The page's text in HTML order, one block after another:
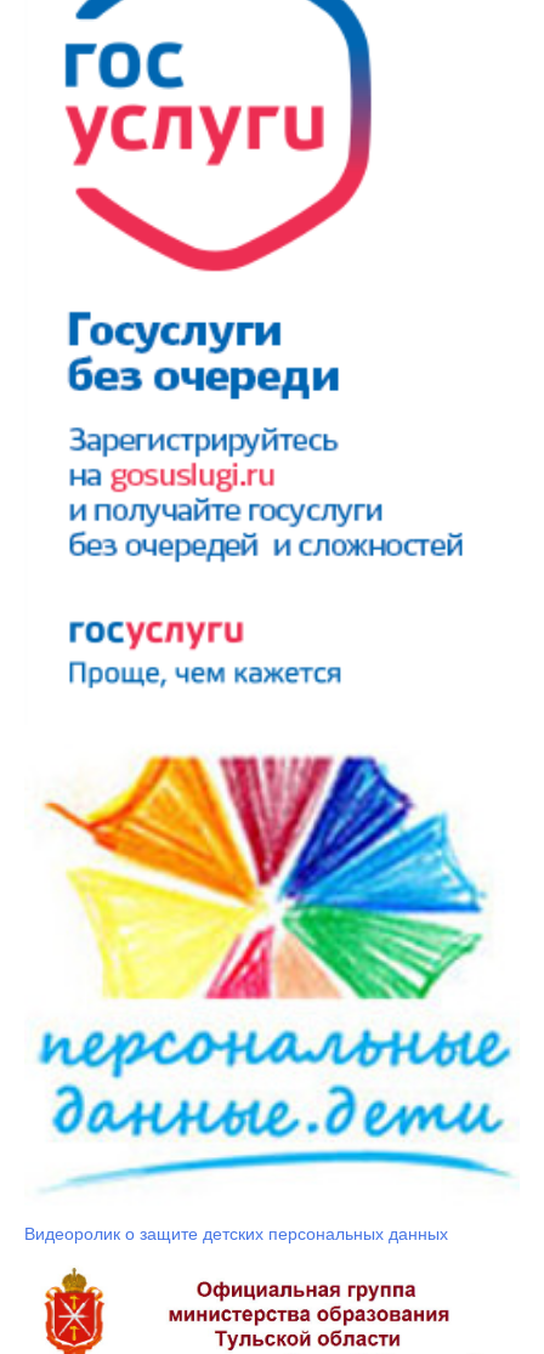
Видеоролик о защите детских персональных данных